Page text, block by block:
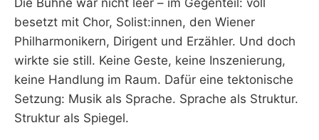
Die Bühne war nicht leer – im Gegenteil: voll
besetzt mit Chor, Solist:innen, den Wiener
Philharmonikern, Dirigent und Erzähler. Und doch
wirkte sie still. Keine Geste, keine Inszenierung,
keine Handlung im Raum. Dafür eine tektonische
Setzung: Musik als Sprache. Sprache als Struktur.
Struktur als Spiegel.